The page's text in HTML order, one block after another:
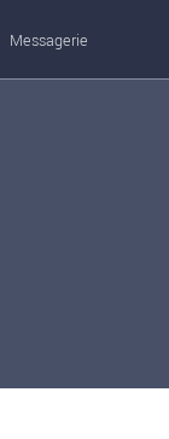
Messagerie